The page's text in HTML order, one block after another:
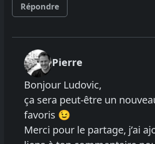
Répondre
Pierre
Bonjour Ludovic,
ça sera peut-être un
favoris 😉
Merci pour le partage, j’ai